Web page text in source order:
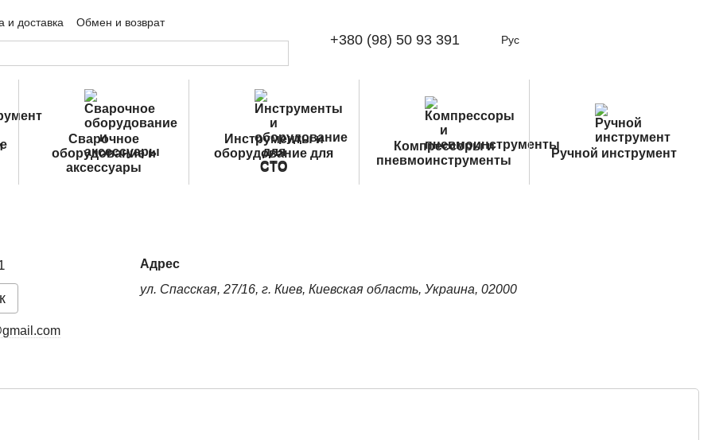
и доставка
Обмен и возврат
Публичная оферта +380 (98) 50 93 391 Рус
Сварочное
оборудование и
аксессуары
Инструменты и
оборудование для
СТО
Компрессоры и
пневмоинструменты
Ручной инструмент
Адрес
ул. Спасская, 27/16, г. Киев, Киевская область, Украина, 02000